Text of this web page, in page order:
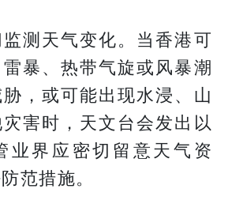
测天气变化。当香港可
暴、热带气旋或风暴潮
，或可能出现水浸、山
害时，天文台会发出以
业界应密切留意天气资
范措施。